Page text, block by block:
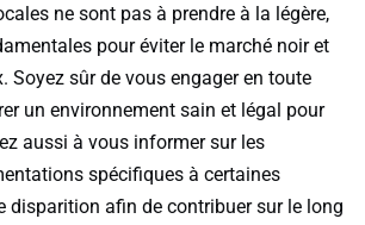
ne sont pas à prendre à la légère,
pour éviter le marché noir et
Soyez sûr de vous engager en toute
un environnement sain et légal pour
aussi à vous informer sur les
spécifiques à certaines
disparition afin de contribuer sur le long